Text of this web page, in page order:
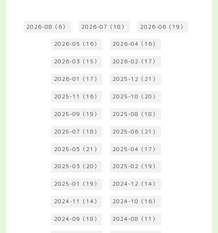
2026-08（6） 2026-07（18） 2026-06（19）
2026-05（16） 2026-04（16）
2026-03（15） 2026-02（17）
2026-01（17） 2025-12（21）
2025-11（16） 2025-10（20）
2025-09（19） 2025-08（18）
2025-07（18） 2025-06（21）
2025-05（21） 2025-04（17）
2025-03（20） 2025-02（19）
2025-01（19） 2024-12（14）
2024-11（14） 2024-10（16）
2024-09（18） 2024-08（11）